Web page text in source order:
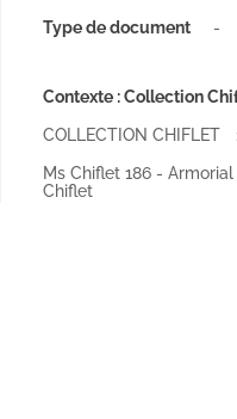
Type de document -
Contexte : Collection
COLLECTION CHIFLET
Ms Chiflet 186 -
Chiflet